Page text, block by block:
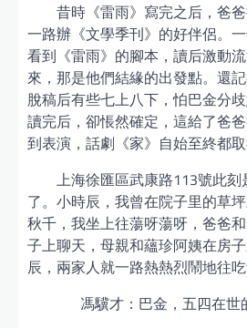
昔時《雷雨》寫完之后，爸
一路辦《文學季刊》的好伴侶。
看到《雷雨》的腳本，讀后激動
來，那是他們結緣的出發點。還
脫稿后有些七上八下，怕巴金分
讀完后，卻悵然確定，這給了爸
到表演，話劇《家》自始至終都取
上海徐匯區武康路113號此
了。小時辰，我曾在院子里的草
秋千，我坐上往蕩呀蕩呀，爸爸
子上聊天，母親和蘊珍阿姨在房
辰，兩家人就一路熱熱烈鬧地往吃
馮驥才：巴金，五四在世